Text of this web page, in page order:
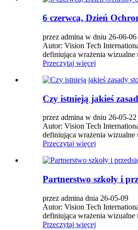
6 czerwca, Dzień
przez admina w dniu 26-06-06
Autor: Vision Tech
definiująca wrażenia wizualne
Przeczytaj więcej
Czy istnieją jakieś
przez admina w dniu 26-05-22
Autor: Vision Tech
definiująca wrażenia wizualne
Przeczytaj więcej
Partnerstwo szkoły i
przez admina dnia 26-05-09
Autor: Vision Tech
definiująca wrażenia wizualne
Przeczytaj więcej